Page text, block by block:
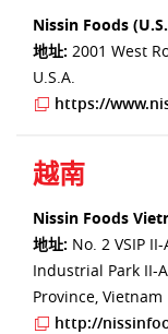
Nissin Foods
地址: 2001 West
U.S.A.
https://
越南
Nissin Foods
地址: No. 2 VSIP
Industrial Park II-
Province, Vietnam
http://